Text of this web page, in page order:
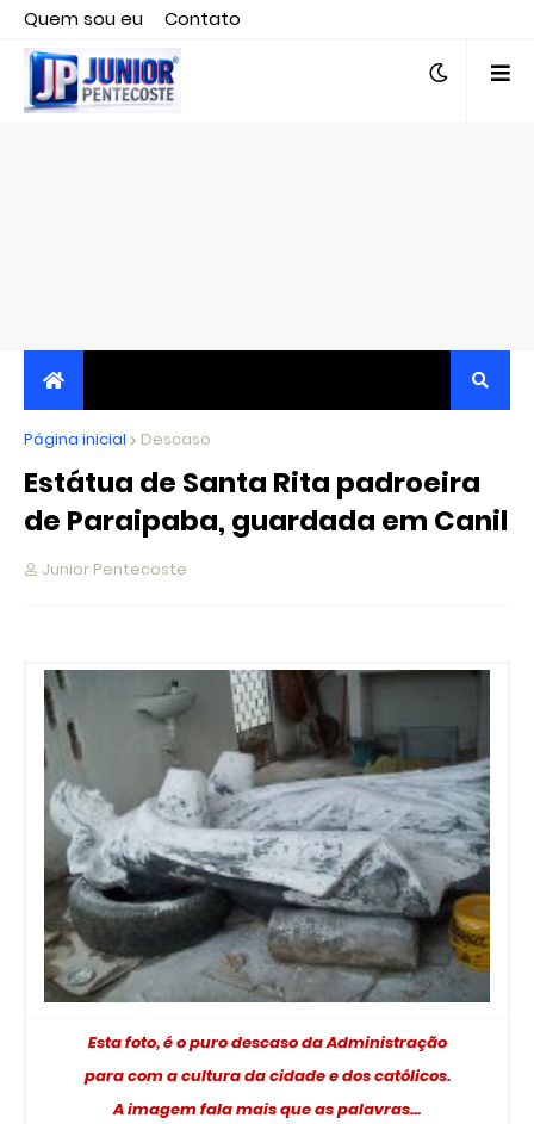
Quem sou eu
Contato
Editor responsável, jornalista Clovis Almeida.
JORNALISMO INDEPENDENTE, TRANSPARENTE E
CRÍTICO
Página inicial Descaso
Estátua de Santa Rita padroeira
de Paraipaba, guardada em Canil
Junior Pentecoste
Esta foto, é o puro descaso da Administração
para com a cultura da cidade e dos católicos.
A imagem fala mais que as palavras...